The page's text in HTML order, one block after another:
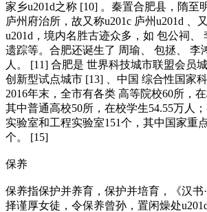
家乡u201d之称 [10] 。秦置合肥县，隋至
庐州府治所，故又称u201c 庐州u201d 、
u201d，境内名胜古迹众多，如 包公祠、
遗踪等。合肥还诞生了 周瑜、 包拯、 李
人。 [11] 合肥是 世界科技城市联盟会员
创新型试点城市 [13] 、中国 综合性国家
2016年末，全市有各类 高等院校60所，在
其中普通高校50所，在校学生54.55万人
实验室和工程实验室151个，其中国家重
个。 [15]
保养
保养指保护并养育，保护并培育，《汉书
择谨厚女徒，令保养曾孙，置闲燥处